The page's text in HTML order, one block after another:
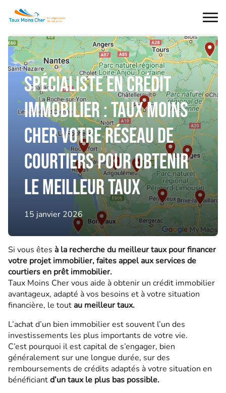
Spécialiste en crédit
immobilier : Taux Moins
Cher votre réseau de
courtiers pour obtenir
le meilleur taux
15 janvier 2026
Si vous êtes à la recherche du meilleur taux pour financer
votre projet immobilier, faites appel aux services de
courtiers en prêt immobilier.
Taux Moins Cher vous aide à obtenir un crédit immobilier
avantageux, adapté à vos besoins et à votre situation
financière, le tout au meilleur taux.
L’achat d’un bien immobilier est souvent l’un des
investissements les plus importants de votre vie.
C’est pourquoi il est capital de s’engager, bien
généralement sur une longue durée, sur des
remboursements de crédits adaptés à votre situation en
bénéficiantd’un taux le plus bas possible.